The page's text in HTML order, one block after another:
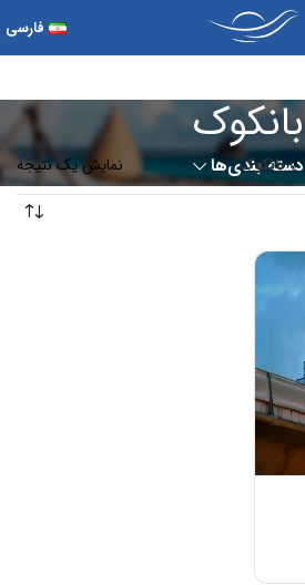
فارسی
بانکوک
دسته بندی‌ها
بانکوک
نمایش یک نتیجه